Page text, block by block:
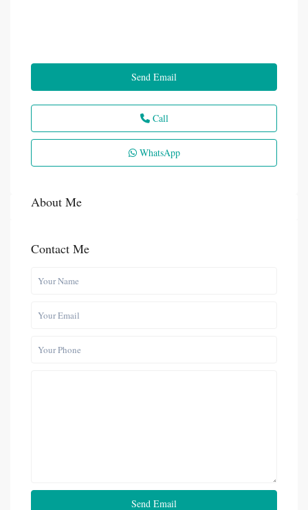
Send Email
Call
WhatsApp
About Me
Contact Me